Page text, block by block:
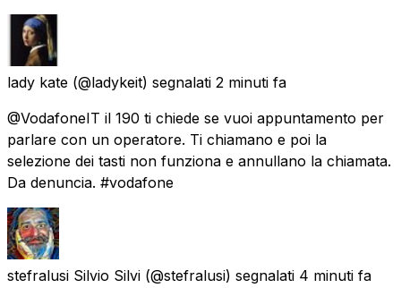
lady kate (@ladykeit) segnalati 2 minuti fa
@VodafoneIT il 190 ti chiede se vuoi appuntamento per
parlare con un operatore. Ti chiamano e poi la
selezione dei tasti non funziona e annullano la chiamata.
Da denuncia. #vodafone
stefralusi Silvio Silvi (@stefralusi) segnalati 4 minuti fa